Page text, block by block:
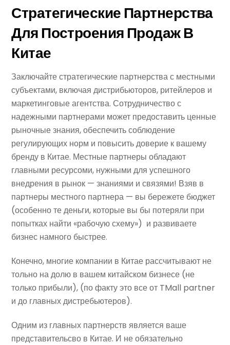
Стратегические Партнерства
Для Построения Продаж В
Китае
Заключайте стратегические партнерства с местными
субъектами, включая дистрибьюторов, ритейлеров и
маркетинговые агентства. Сотрудничество с
надежными партнерами может предоставить ценные
рыночные знания, обеспечить соблюдение
регулирующих норм и повысить доверие к вашему
бренду в Китае. Местные партнеры обладают
главными ресурсоми, нужными для успешного
внедрения в рынок — знаниями и связями! Взяв в
партнеры местного партнера — вы бережете бюджет
(особенно те деньги, которые вы бы потеряли при
попытках найти «рабочую схему») и развиваете
бизнес намного быстрее.
Конечно, многие компании в Китае рассчитывают не
тольно на долю в вашем китайском бизнесе (не
только прибыли), (по факту это все от TMall partner
и до главных дистребьютеров).
Одним из главных партнерств является ваше
представительсво в Китае. И не обязательно